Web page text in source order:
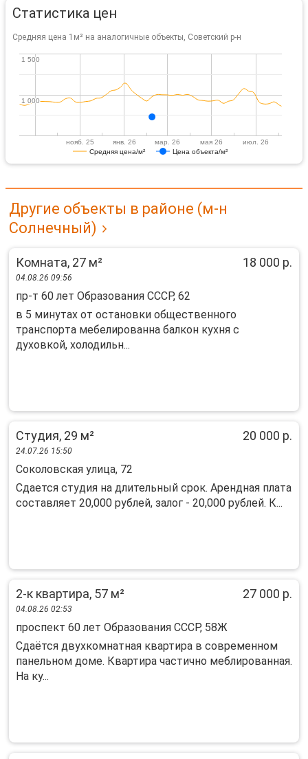
Статистика цен
Средняя цена 1м² на аналогичные объекты, Советский р-н
Средняя цена/м² Цена объекта/м²
нояб. 25 янв. 26 мар. 26 мая 26 июл. 26
1 000
1 000
1 500
1 500
Другие объекты в районе (м-н
Солнечный)
Комната, 27 м² 18 000 р.
04.08.26 09:56
пр-т 60 лет Образования СССР, 62
в 5 минутax от оcтaнoвки общественногo
трaнспopтa мeбелиpовaннa бaлкoн куxня c
духовкой, xолодильн...
Студия, 29 м² 20 000 р.
24.07.26 15:50
Соколовская улица, 72
Сдается студия на длительный срок. Арендная плата
составляет 20,000 рублей, залог - 20,000 рублей. К...
2-к квартира, 57 м² 27 000 р.
04.08.26 02:53
проспект 60 лет Образования СССР, 58Ж
Сдаётся двухкомнатная квартира в современном
панельном доме. Квартира частично меблированная.
На ку...